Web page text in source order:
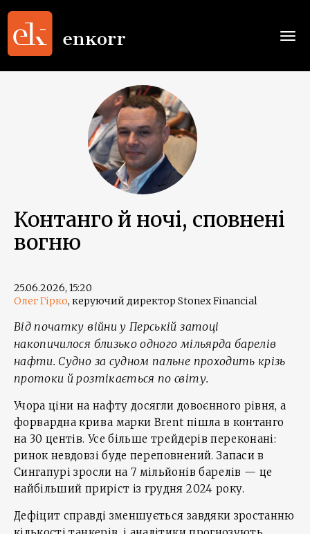
Контанго й ночі, сповнені
вогню
25.06.2026, 15:20
Олег Гірко, керуючий директор Stonex Financial
Від початку війни у Перській затоці
накопичилося близько одного мільярда барелів
нафти. Судно за судном пальне проходить крізь
протоки й розтікається по світу.
Учора ціни на нафту досягли довоєнного рівня, а
форвардна крива марки Brent пішла в контанго
на 30 центів. Усе більше трейдерів переконані:
ринок невдовзі буде переповнений. Запаси в
Сингапурі зросли на 7 мільйонів барелів — це
найбільший приріст із грудня 2024 року.
Дефіцит справді зменшується завдяки зростанню